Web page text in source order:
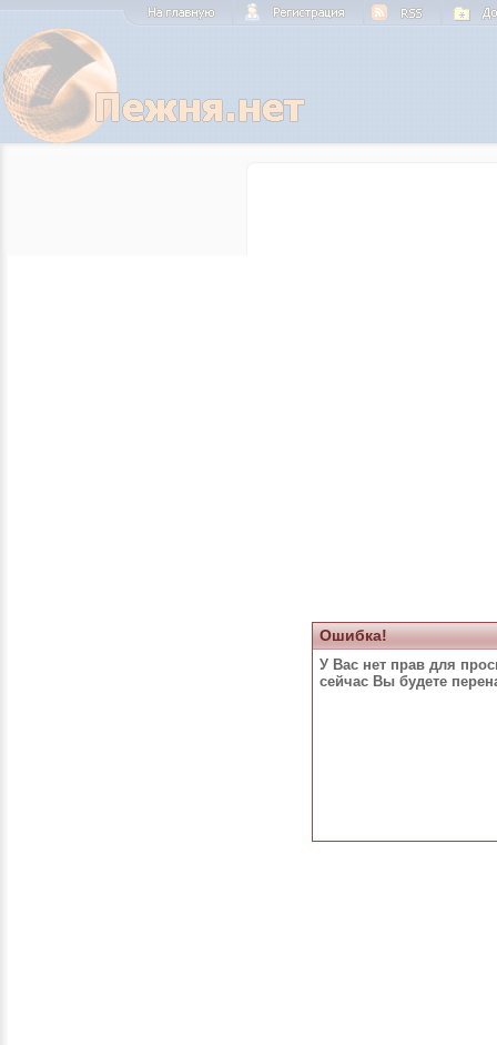
Ошибка!
У Вас нет прав для
сейчас Вы будете